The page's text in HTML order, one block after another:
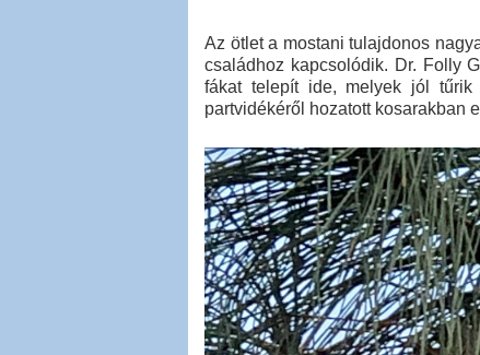
Az ötlet a mostani tulajdonos
családhoz kapcsolódik. Dr. Folly
fákat telepít ide, melyek jól tűrik
partvidékéről hozatott kosarakban